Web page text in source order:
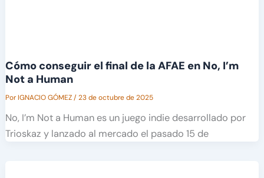
Cómo conseguir el final de la AFAE en No, I’m
Not a Human
PorIGNACIO GÓMEZ/23 de octubre de 2025
No, I’m Not a Human es un juego indie desarrollado por
Trioskaz y lanzado al mercado el pasado 15 de